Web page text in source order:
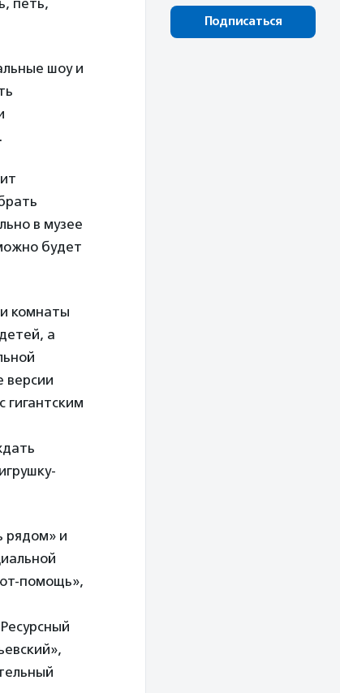
петь,
шоу и
в музее
будет
комнаты
а
версии
гигантским
рядом» и
помощь»,
Подписаться